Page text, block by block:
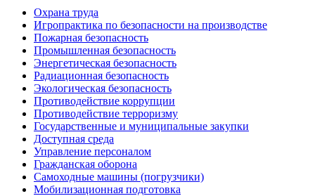
Охрана труда
Игропрактика по безопасности на производстве
Пожарная безопасность
Промышленная безопасность
Энергетическая безопасность
Радиационная безопасность
Экологическая безопасность
Противодействие коррупции
Противодействие терроризму
Государственные и муниципальные закупки
Доступная среда
Управление персоналом
Гражданская оборона
Самоходные машины (погрузчики)
Мобилизационная подготовка